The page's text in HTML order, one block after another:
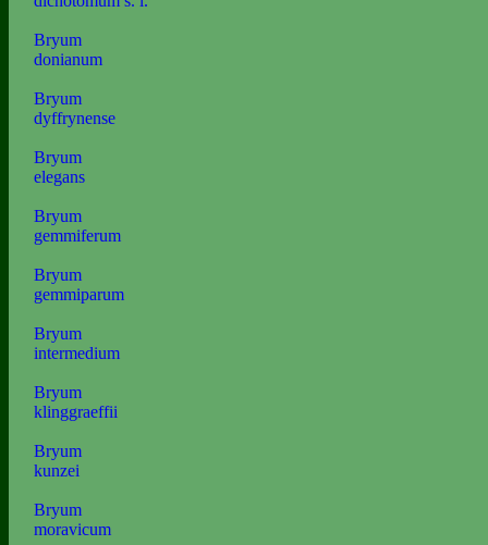
Bryum
donianum
Bryum
dyffrynense
Bryum
elegans
Bryum
gemmiferum
Bryum
gemmiparum
Bryum
intermedium
Bryum
klinggraeffii
Bryum
kunzei
Bryum
moravicum